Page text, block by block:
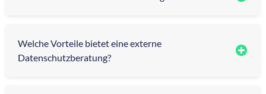
Welche Vorteile bietet eine externe
Datenschutzberatung?